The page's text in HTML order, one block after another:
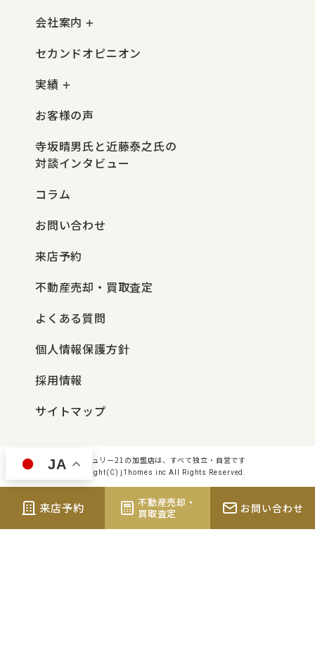
会社案内
セカンドオピニオン
実績
お客様の声
寺坂晴男氏と近藤泰之氏の
対談インタビュー
コラム
お問い合わせ
来店予約
不動産売却・買取査定
よくある質問
個人情報保護方針
採用情報
サイトマップ
センチュリー21の加盟店は、すべて独立・自営です
Copyright(C) j1homes inc All Rights Reserved.
来店予約
不動産売却・
買取査定
お問い合わせ
JA